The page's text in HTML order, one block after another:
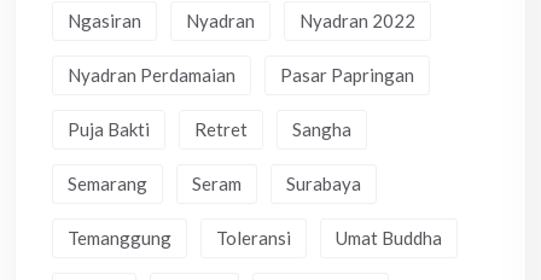
Ngasiran Nyadran Nyadran 2022
Nyadran Perdamaian Pasar Papringan
Puja Bakti Retret Sangha
Semarang Seram Surabaya
Temanggung Toleransi Umat Buddha